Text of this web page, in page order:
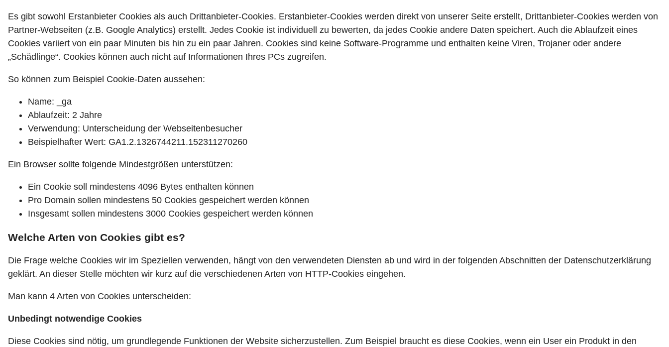
Es gibt sowohl Erstanbieter Cookies als auch Drittanbieter-Cookies. Erstanbieter-Cookies werden direkt von unserer Seite erstellt, Drittanbieter-Cookies werden von
Partner-Webseiten (z.B. Google Analytics) erstellt. Jedes Cookie ist individuell zu bewerten, da jedes Cookie andere Daten speichert. Auch die Ablaufzeit eines
Cookies variiert von ein paar Minuten bis hin zu ein paar Jahren. Cookies sind keine Software-Programme und enthalten keine Viren, Trojaner oder andere
„Schädlinge“. Cookies können auch nicht auf Informationen Ihres PCs zugreifen.
So können zum Beispiel Cookie-Daten aussehen:
Name: _ga
Ablaufzeit: 2 Jahre
Verwendung: Unterscheidung der Webseitenbesucher
Beispielhafter Wert: GA1.2.1326744211.152311270260
Ein Browser sollte folgende Mindestgrößen unterstützen:
Ein Cookie soll mindestens 4096 Bytes enthalten können
Pro Domain sollen mindestens 50 Cookies gespeichert werden können
Insgesamt sollen mindestens 3000 Cookies gespeichert werden können
Welche Arten von Cookies gibt es?
Die Frage welche Cookies wir im Speziellen verwenden, hängt von den verwendeten Diensten ab und wird in der folgenden Abschnitten der Datenschutzerklärung
geklärt. An dieser Stelle möchten wir kurz auf die verschiedenen Arten von HTTP-Cookies eingehen.
Man kann 4 Arten von Cookies unterscheiden:
Unbedingt notwendige Cookies
Diese Cookies sind nötig, um grundlegende Funktionen der Website sicherzustellen. Zum Beispiel braucht es diese Cookies, wenn ein User ein Produkt in den